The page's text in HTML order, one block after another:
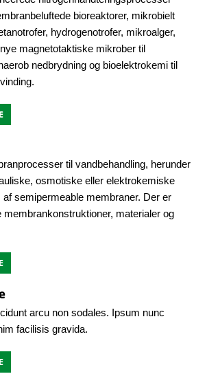
bioreaktorer, mikrobielt
hydrogenotrofer, mikroalger,
magnetotaktiske mikrober til
nedbrydning og bioelektrokemi til
til vandbehandling, herunder
osmotiske eller elektrokemiske
semipermeable membraner. Der er
materialer og
arcu non sodales. Ipsum nunc
facilisis gravida.